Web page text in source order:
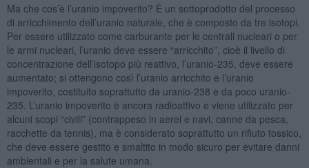
Ma che cos’è l’uranio impoverito? È un sottoprodotto del processo
di arricchimento dell’uranio naturale, che è composto da tre isotopi.
Per essere utilizzato come carburante per le centrali nucleari o per
le armi nucleari, l’uranio deve essere “arricchito”, cioè il livello di
concentrazione dell’isotopo più reattivo, l’uranio-235, deve essere
aumentato; si ottengono così l’uranio arricchito e l’uranio
impoverito, costituito soprattutto da uranio-238 e da poco uranio-
235. L’uranio impoverito è ancora radioattivo e viene utilizzato per
alcuni scopi “civili” (contrappeso in aerei e navi, canne da pesca,
racchette da tennis), ma è considerato soprattutto un rifiuto tossico,
che deve essere gestito e smaltito in modo sicuro per evitare danni
ambientali e per la salute umana.